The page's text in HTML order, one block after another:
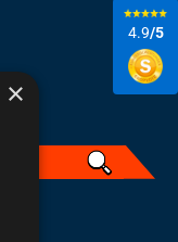
4.9/5
×